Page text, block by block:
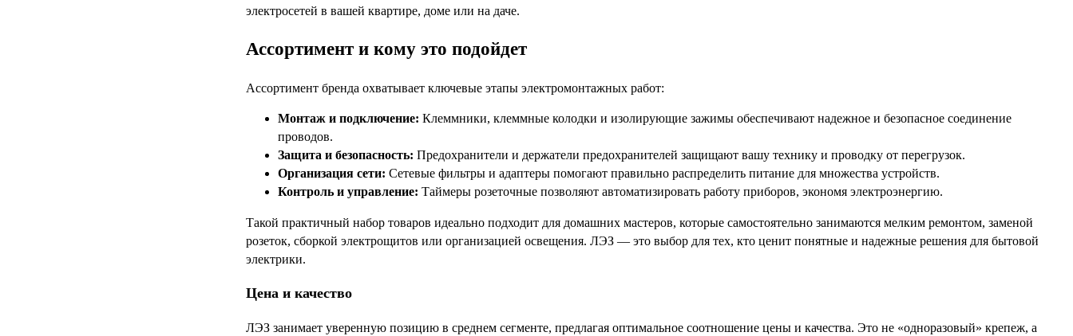
электросетей в вашей квартире, доме или на даче.
Ассортимент и кому это подойдет
Ассортимент бренда охватывает ключевые этапы электромонтажных работ:
Монтаж и подключение: Клеммники, клеммные колодки и изолирующие зажимы обеспечивают надежное и безопасное соединение
проводов.
Защита и безопасность: Предохранители и держатели предохранителей защищают вашу технику и проводку от перегрузок.
Организация сети: Сетевые фильтры и адаптеры помогают правильно распределить питание для множества устройств.
Контроль и управление: Таймеры розеточные позволяют автоматизировать работу приборов, экономя электроэнергию.
Такой практичный набор товаров идеально подходит для домашних мастеров, которые самостоятельно занимаются мелким ремонтом, заменой
розеток, сборкой электрощитов или организацией освещения. ЛЭЗ — это выбор для тех, кто ценит понятные и надежные решения для бытовой
электрики.
Цена и качество
ЛЭЗ занимает уверенную позицию в среднем сегменте, предлагая оптимальное соотношение цены и качества. Это не «одноразовый» крепеж, а